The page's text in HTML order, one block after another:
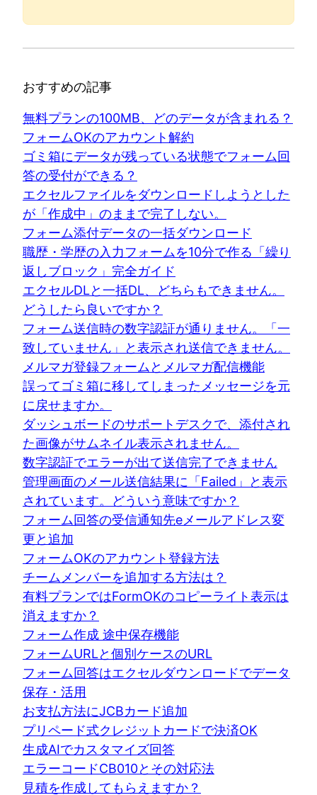
おすすめの記事
無料プランの100MB、どのデータが含まれる？
フォームOKのアカウント解約
ゴミ箱にデータが残っている状態でフォーム回
答の受付ができる？
エクセルファイルをダウンロードしようとした
が「作成中」のままで完了しない。
フォーム添付データの一括ダウンロード
職歴・学歴の入力フォームを10分で作る「繰り
返しブロック」完全ガイド
エクセルDLと一括DL、どちらもできません。
どうしたら良いですか？
フォーム送信時の数字認証が通りません。「一
致していません」と表示され送信できません。
メルマガ登録フォームとメルマガ配信機能
誤ってゴミ箱に移してしまったメッセージを元
に戻せますか。
ダッシュボードのサポートデスクで、添付され
た画像がサムネイル表示されません。
数字認証でエラーが出て送信完了できません
管理画面のメール送信結果に「Failed」と表示
されています。どういう意味ですか？
フォーム回答の受信通知先eメールアドレス変
更と追加
フォームOKのアカウント登録方法
チームメンバーを追加する方法は？
有料プランではFormOKのコピーライト表示は
消えますか？
フォーム作成 途中保存機能
フォームURLと個別ケースのURL
フォーム回答はエクセルダウンロードでデータ
保存・活用
お支払方法にJCBカード追加
プリペード式クレジットカードで決済OK
生成AIでカスタマイズ回答
エラーコードCB010とその対応法
見積を作成してもらえますか？